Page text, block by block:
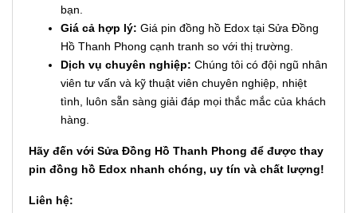
bạn.
Giá cả hợp lý: Giá pin đồng hồ Edox tại Sửa Đồng
Hồ Thanh Phong cạnh tranh so với thị trường.
Dịch vụ chuyên nghiệp: Chúng tôi có đội ngũ nhân
viên tư vấn và kỹ thuật viên chuyên nghiệp, nhiệt
tình, luôn sẵn sàng giải đáp mọi thắc mắc của khách
hàng.
Hãy đến với Sửa Đồng Hồ Thanh Phong để được thay
pin đồng hồ Edox nhanh chóng, uy tín và chất lượng!
Liên hệ: